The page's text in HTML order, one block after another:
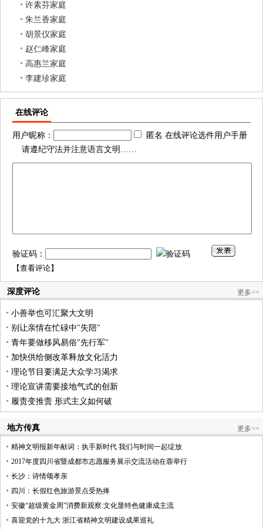
许素芬家庭
朱兰香家庭
胡景仪家庭
赵仁峰家庭
高惠兰家庭
李建珍家庭
在线评论
用户昵称：
匿名 在线评论选件用户手册
请遵纪守法并注意语言文明……
验证码：
【查看评论】
深度评论 更多>>
小善举也可汇聚大文明
别让亲情在忙碌中"失陪"
青年要做移风易俗"先行军"
加快供给侧改革释放文化活力
理论节目要满足大众学习渴求
理论宣讲需要接地气式的创新
履责变推责 形式主义如何破
地方传真 更多>>